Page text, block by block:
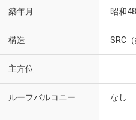
築年月 昭和
構造 SRC
主方位
ルーフバルコニー なし